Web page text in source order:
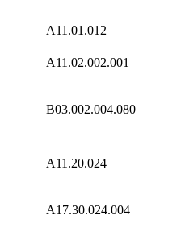
A11.01.012
A11.02.002.001
B03.002.004.080
A11.20.024
A17.30.024.004